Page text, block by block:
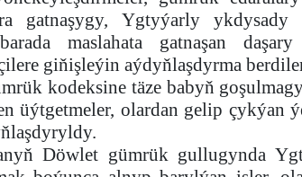
gatnaşygy, Ygtyýarly ykdysady
maslahata gatnaşan
giňişleýin aýdyňlaşdyrma
kodeksine täze babyň
üýtgetmeler, olardan gelip çykýan
Döwlet gümrük gullugynda